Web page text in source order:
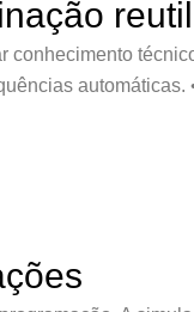
conhecimento